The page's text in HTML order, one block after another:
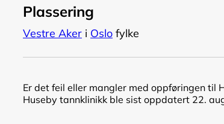
Plassering
Vestre Aker i Oslo fylke
Er det feil eller mangler med oppføringen til
Huseby tannklinikk ble sist oppdatert 22.